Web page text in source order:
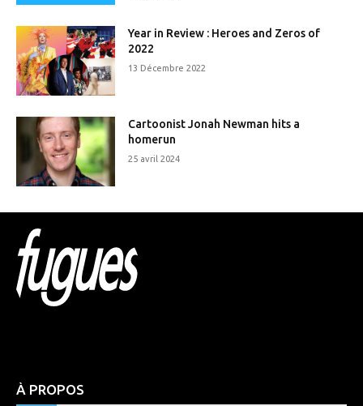
Year in Review : Heroes and Zeros of
2022
13 Décembre 2022
Cartoonist Jonah Newman hits a
homerun
25 avril 2024
À PROPOS